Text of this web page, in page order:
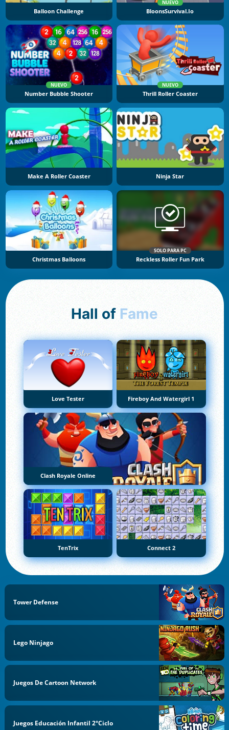
Balloon Challenge
NUEVO
BloonsSurvival.io
NUEVO
Number Bubble Shooter
NUEVO
Thrill Roller Coaster
Make A Roller Coaster Ninja Star
Christmas Balloons
SOLO PARA PC
Reckless Roller Fun Park
Hall of Fame
Love Tester Fireboy And Watergirl 1
Clash Royale Online
TenTrix Connect 2
Tower Defense
Lego Ninjago
Juegos De Cartoon Network
Juegos Educación Infantil 2°Ciclo